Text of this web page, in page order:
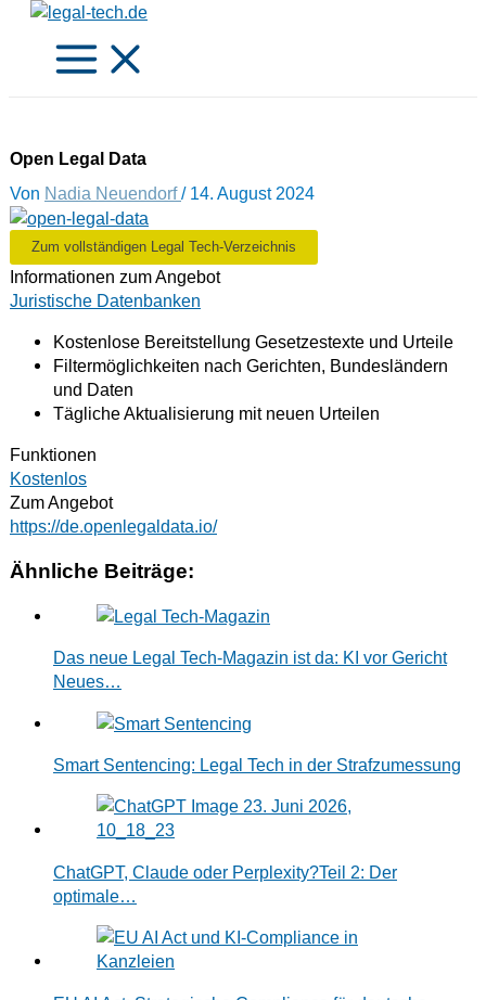
Zum
springen
Open Legal Data
Von Nadia Neuendorf/ 14. August 2024
Zum vollständigen Legal Tech-Verzeichnis
Informationen zum Angebot
Juristische Datenbanken
Kostenlose Bereitstellung Gesetzestexte und Urteile
Filtermöglichkeiten nach Gerichten, Bundesländern
und Daten
Tägliche Aktualisierung mit neuen Urteilen
Funktionen
Kostenlos
Zum Angebot
https://de.openlegaldata.io/
Ähnliche Beiträge:
Das neue Legal Tech-Magazin ist da: KI vor Gericht
Neues…
Smart Sentencing: Legal Tech in der Strafzumessung
ChatGPT, Claude oder Perplexity?Teil 2: Der
optimale…